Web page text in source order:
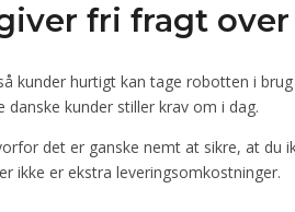
fri fragt over
kunder hurtigt kan tage robotten i
kunder stiller krav om i dag.
det er ganske nemt at sikre, at
ikke er ekstra leveringsomkostninger.